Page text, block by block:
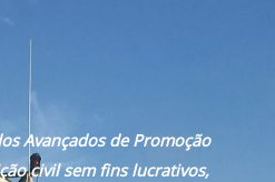
Avançados de Promoção
civil sem fins lucrativos,